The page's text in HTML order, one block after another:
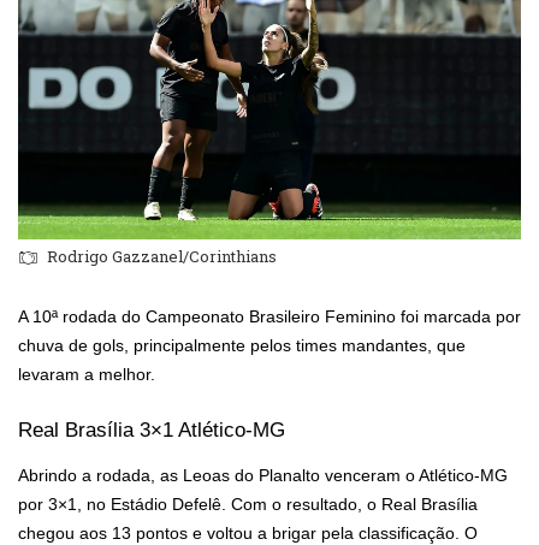
Rodrigo Gazzanel/Corinthians
A 10ª rodada do Campeonato Brasileiro Feminino foi marcada por
chuva de gols, principalmente pelos times mandantes, que
levaram a melhor.
Real Brasília 3×1 Atlético-MG
Abrindo a rodada, as Leoas do Planalto venceram o Atlético-MG
por 3×1, no Estádio Defelê. Com o resultado, o Real Brasília
chegou aos 13 pontos e voltou a brigar pela classificação. O